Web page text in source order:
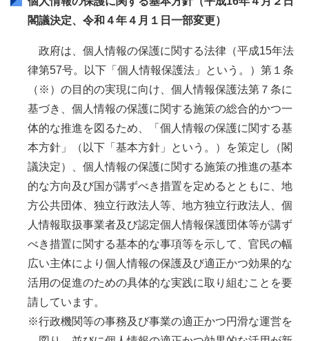
閣議決定、令和４年４月１日一部変更）
政府は、個人情報の保護に関する法律（平成15年法
律第57号。以下「個人情報保護法」という。）第１条
（※）の目的の実現に向け、個人情報保護法第７条に
基づき、個人情報の保護に関する施策の総合的かつ一
体的な推進を図るため、「個人情報の保護に関する基
本方針」（以下「基本方針」という。）を策定し（閣
議決定）、個人情報の保護に関する施策の推進の基本
的な方向及び国が講ずべき措置を定めるとともに、地
方公共団体、独立行政法人等、地方独立行政法人、個
人情報取扱事業者及び認定個人情報保護団体等が講ず
べき措置に関する基本的な事項等を示して、官民の幅
広い主体により個人情報の保護及び適正かつ効果的な
活用の促進のための具体的な実践に取り組むことを要
請しています。
※行政機関等の事務及び事業の適正かつ円滑な運営を